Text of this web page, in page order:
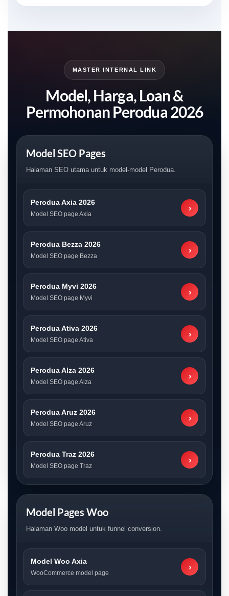
MASTER INTERNAL LINK
Model, Harga, Loan &
Permohonan Perodua 2026
Model SEO Pages
Halaman SEO utama untuk model-model Perodua.
Perodua Axia 2026
Model SEO page Axia
›
Perodua Bezza 2026
Model SEO page Bezza
›
Perodua Myvi 2026
Model SEO page Myvi
›
Perodua Ativa 2026
Model SEO page Ativa
›
Perodua Alza 2026
Model SEO page Alza
›
Perodua Aruz 2026
Model SEO page Aruz
›
Perodua Traz 2026
Model SEO page Traz
›
Model Pages Woo
Halaman Woo model untuk funnel conversion.
Model Woo Axia
WooCommerce model page
›